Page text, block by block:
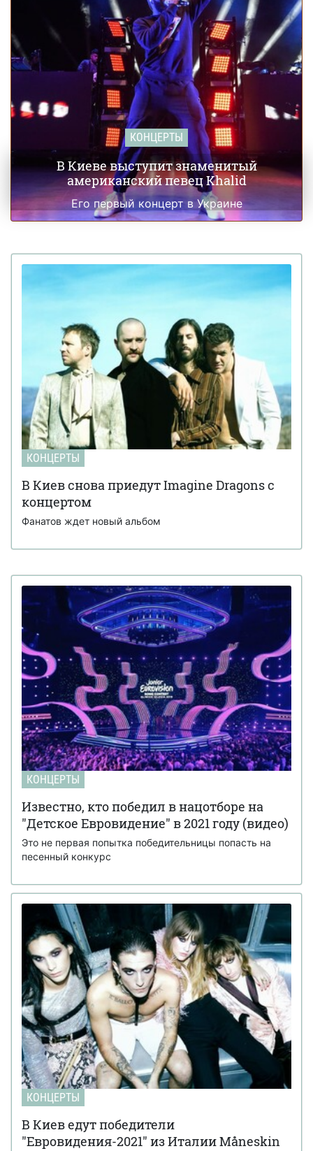
Джастин Бибер ездил по Калифорнии без
КОНЦЕРТЫ
В Киеве выступит знаменитый
американский певец Khalid
Его первый концерт в Украине
КОНЦЕРТЫ
В Киев снова приедут Imagine Dragons с
концертом
Фанатов ждет новый альбом
КОНЦЕРТЫ
Известно, кто победил в нацотборе на
"Детское Евровидение" в 2021 году (видео)
Это не первая попытка победительницы попасть на
песенный конкурс
КОНЦЕРТЫ
В Киев едут победители
"Евровидения-2021" из Италии Måneskin